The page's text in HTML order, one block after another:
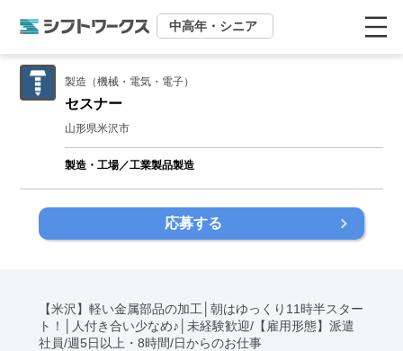
中高年・シニア
製造（機械・電気・電子）
セスナー
山形県米沢市
製造・工場／工業製品製造
応募する
【米沢】軽い金属部品の加工│朝はゆっくり11時半スター
ト！│人付き合い少なめ♪│未経験歓迎/【雇用形態】派遣
社員/週5日以上・8時間/日からのお仕事